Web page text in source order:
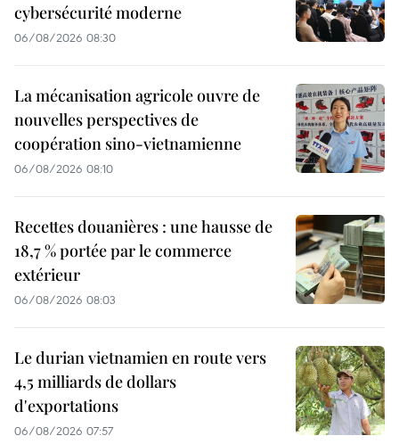
cybersécurité moderne
06/08/2026 08:30
La mécanisation agricole ouvre de
nouvelles perspectives de
coopération sino-vietnamienne
06/08/2026 08:10
Recettes douanières : une hausse de
18,7 % portée par le commerce
extérieur
06/08/2026 08:03
Le durian vietnamien en route vers
4,5 milliards de dollars
d'exportations
06/08/2026 07:57